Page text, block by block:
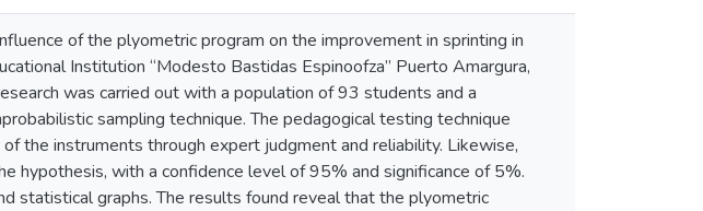
of the plyometric program on the improvement in sprinting in
Institution “Modesto Bastidas Espinoofza” Puerto Amargura,
was carried out with a population of 93 students and a
sampling technique. The pedagogical testing technique
the instruments through expert judgment and reliability. Likewise,
with a confidence level of 95% and significance of 5%.
statistical graphs. The results found reveal that the plyometric